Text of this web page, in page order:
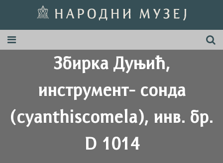
Збирка Дуњић,
инструмент- сонда
(cyanthiscomela), инв. бр.
D 1014